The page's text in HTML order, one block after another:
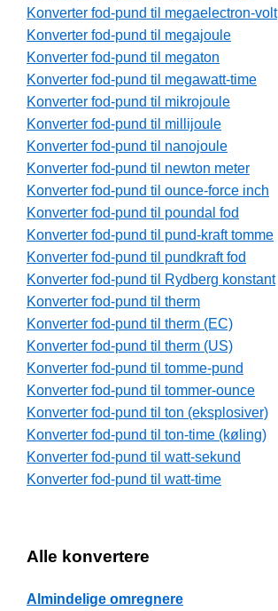
Konverter fod-pund til megaelectron-volt
Konverter fod-pund til megajoule
Konverter fod-pund til megaton
Konverter fod-pund til megawatt-time
Konverter fod-pund til mikrojoule
Konverter fod-pund til millijoule
Konverter fod-pund til nanojoule
Konverter fod-pund til newton meter
Konverter fod-pund til ounce-force inch
Konverter fod-pund til poundal fod
Konverter fod-pund til pund-kraft tomme
Konverter fod-pund til pundkraft fod
Konverter fod-pund til Rydberg konstant
Konverter fod-pund til therm
Konverter fod-pund til therm (EC)
Konverter fod-pund til therm (US)
Konverter fod-pund til tomme-pund
Konverter fod-pund til tommer-ounce
Konverter fod-pund til ton (eksplosiver)
Konverter fod-pund til ton-time (køling)
Konverter fod-pund til watt-sekund
Konverter fod-pund til watt-time
Alle konvertere
Almindelige omregnere